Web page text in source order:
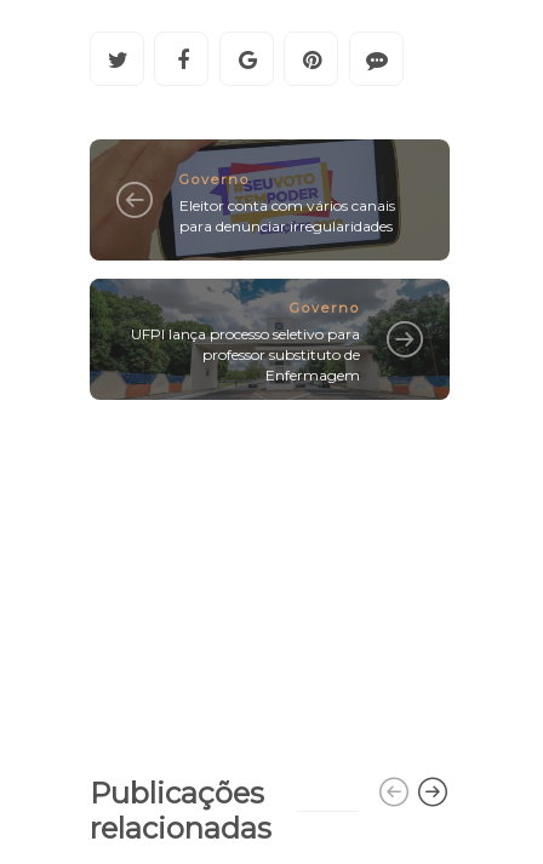
Governo
Eleitor conta com vários canais
para denunciar irregularidades
Governo
UFPI lança processo seletivo para
professor substituto de
Enfermagem
Publicações
relacionadas